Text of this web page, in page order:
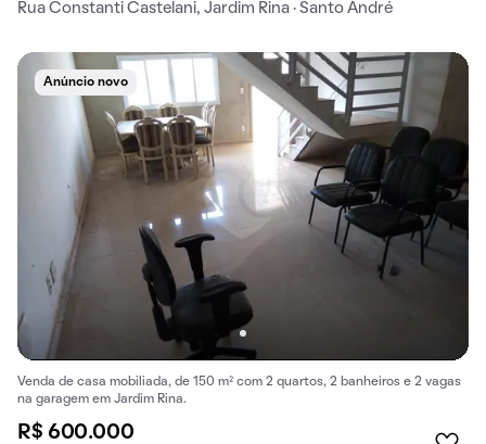
Rua Constanti Castelani, Jardim Rina · Santo André
Anúncio novo
Venda de casa mobiliada, de 150 m² com 2 quartos, 2 banheiros e 2 vagas
na garagem em Jardim Rina.
R$ 600.000